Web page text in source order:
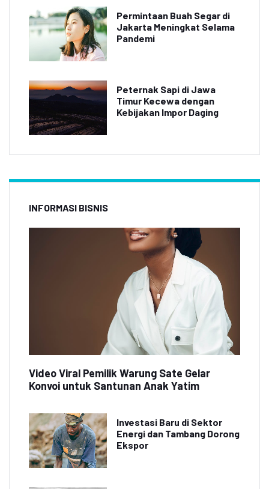
Permintaan Buah Segar di
Jakarta Meningkat Selama
Pandemi
Peternak Sapi di Jawa
Timur Kecewa dengan
Kebijakan Impor Daging
INFORMASI BISNIS
Video Viral Pemilik Warung Sate Gelar
Konvoi untuk Santunan Anak Yatim
Investasi Baru di Sektor
Energi dan Tambang Dorong
Ekspor